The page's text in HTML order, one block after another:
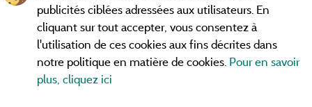
Les meilleurscampings en Ardèche . Consultez les fiches de
nos adhérents et découvrez nos meilleures offres dans les
Gorges de l'Ardèche, le célèbrePont d'Arc, la grotte de l'Aven
d'Orgnac, Le mont Gerbier de Jonc ou le mont Mézenc...
informez vous directement ici en ligne avant de contacter le
publicités ciblées adressées aux utilisateurs. En
cliquant sur tout accepter, vous consentez à
l'utilisation de ces cookies aux fins décrites dans
notre politique en matière de cookies. Pour en savoir
plus, cliquez ici